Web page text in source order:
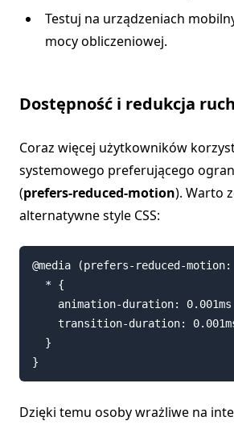
Testuj na urządzeniach
mocy obliczeniowej.
Dostępność i redukcja
Coraz więcej użytkowników
systemowego preferującego
(prefers-reduced-motion). Warto
alternatywne style CSS:
@media (prefers-reduced-
  * {
animation-duration:
transition-duration:
  }
Dzięki temu osoby wrażliwe na